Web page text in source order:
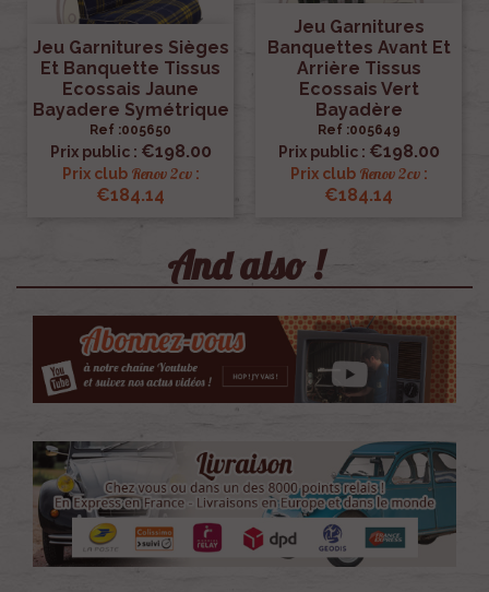
Jeu Garnitures Sièges
Et Banquette Tissus
Ecossais Jaune
Bayadere Symétrique
Ref :005650
Prix public : €198.00
Prix club Renov 2cv:
€184.14
Jeu Garnitures
Banquettes Avant Et
Arrière Tissus
Ecossais Vert
Bayadère
Ref :005649
Prix public : €198.00
Prix club Renov 2cv:
€184.14
And also !